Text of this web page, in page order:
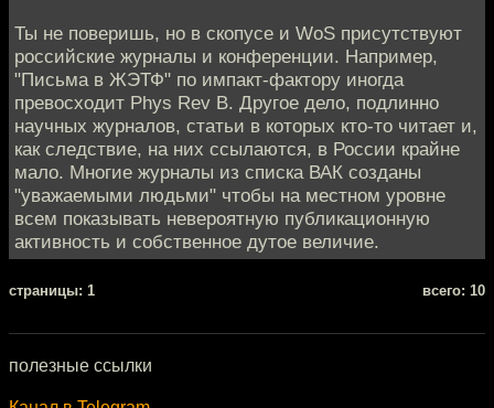
Ты не поверишь, но в скопусе и WoS присутствуют
российские журналы и конференции. Например,
"Письма в ЖЭТФ" по импакт-фактору иногда
превосходит Phys Rev B. Другое дело, подлинно
научных журналов, статьи в которых кто-то читает и,
как следствие, на них ссылаются, в России крайне
мало. Многие журналы из списка ВАК созданы
"уважаемыми людьми" чтобы на местном уровне
всем показывать невероятную публикационную
активность и собственное дутое величие.
cтраницы: 1 всего: 10
полезные ссылки